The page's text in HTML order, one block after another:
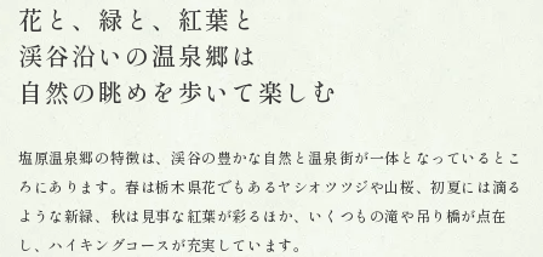
花と、緑と、紅葉と
渓谷沿いの温泉郷は
自然の眺めを歩いて楽しむ
塩原温泉郷の特徴は、渓谷の豊かな自然と温泉街が一体となっているとこ
ろにあります。春は栃木県花でもあるヤシオツツジや山桜、初夏には滴る
ような新緑、秋は見事な紅葉が彩るほか、いくつもの滝や吊り橋が点在
し、ハイキングコースが充実しています。